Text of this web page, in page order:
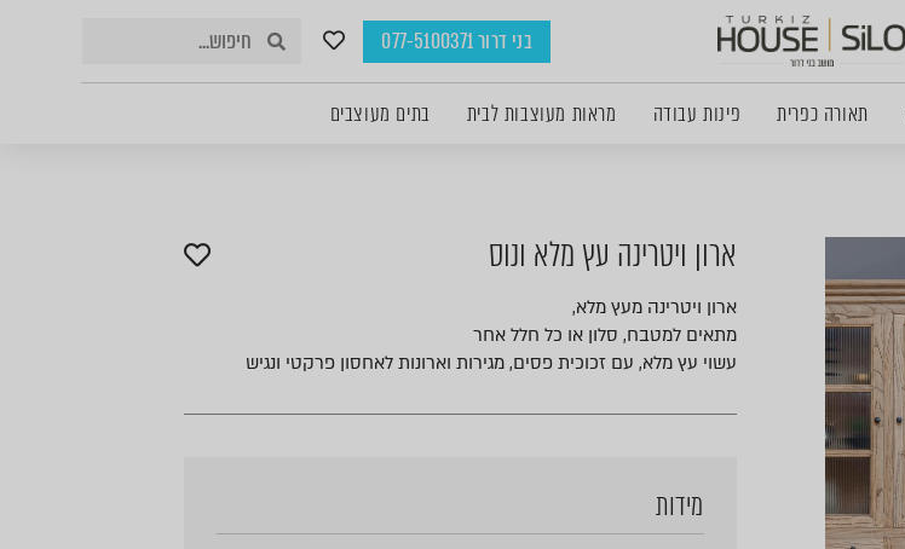
בני דרור 077-5100371
תאורה כפרית פינות עבודה מראות מעוצבות לבית בתים מעוצבים
ארון ויטרינה עץ מלא ונוס
ארון ויטרינה מעץ מלא,
מתאים למטבח, סלון או כל חלל אחר
עשוי עץ מלא, עם זכוכית פסים, מגירות וארונות לאחסון פרקטי ונגיש
מידות